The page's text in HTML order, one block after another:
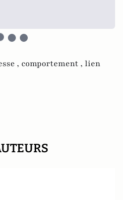
, comportement , lien